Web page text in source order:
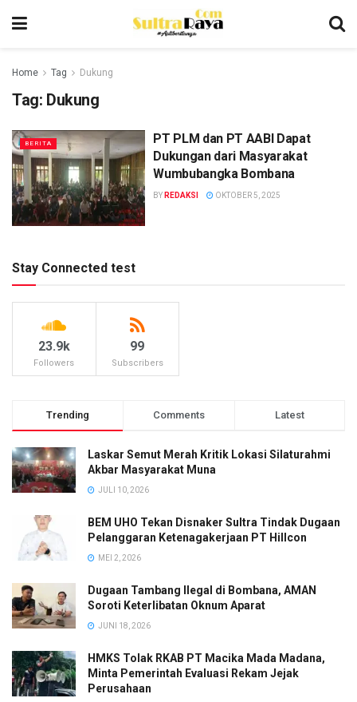
Home Tag Dukung
Tag: Dukung
BERITA
PT PLM dan PT AABI Dapat
Dukungan dari Masyarakat
Wumbubangka Bombana
BY REDAKSI OKTOBER 5, 2025
Stay Connected test
23.9k
Followers
99
Subscribers
Trending Comments Latest
Laskar Semut Merah Kritik Lokasi Silaturahmi
Akbar Masyarakat Muna
JULI 10, 2026
BEM UHO Tekan Disnaker Sultra Tindak Dugaan
Pelanggaran Ketenagakerjaan PT Hillcon
MEI 2, 2026
Dugaan Tambang Ilegal di Bombana, AMAN
Soroti Keterlibatan Oknum Aparat
JUNI 18, 2026
HMKS Tolak RKAB PT Macika Mada Madana,
Minta Pemerintah Evaluasi Rekam Jejak
Perusahaan